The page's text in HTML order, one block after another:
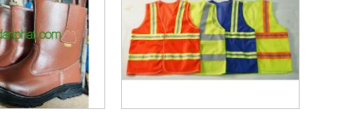
Hướng dẫn chọn mua và sử dụng
mũ bảo hộ
Hướng dẫn chọn mua và sử dụng mũ
bảo hộ, nón bảo hộ